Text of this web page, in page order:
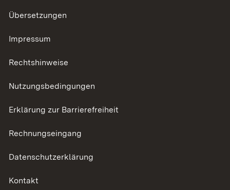
Übersetzungen
Impressum
Rechtshinweise
Nutzungsbedingungen
Erklärung zur Barrierefreiheit
Rechnungseingang
Datenschutzerklärung
Kontakt